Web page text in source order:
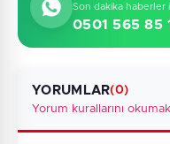
Son dakika haberler
0501 565 85
YORUMLAR(0)
Yorum kurallarını